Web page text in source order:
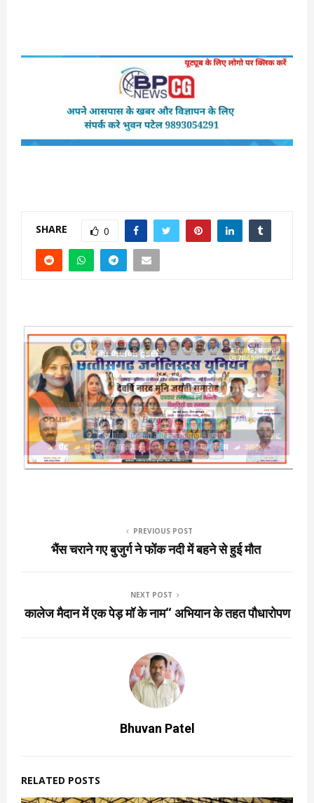
SHARE 0
PREVIOUS POST
भैंस चराने गए बुजुर्ग ने फोंक नदी में बहने से हुई मौत
NEXT POST
कालेज मैदान में एक पेड़ मॉ के नाम‘‘ अभियान के तहत पौधारोपण
Bhuvan Patel
RELATED POSTS